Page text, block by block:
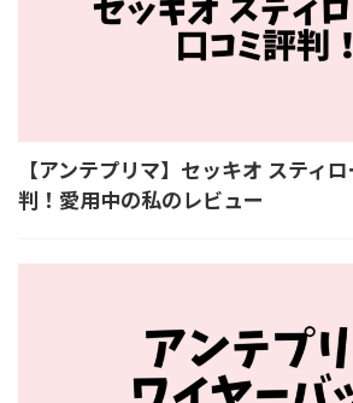
【アンテプリマ】セッキオ スティ
判！愛用中の私のレビュー